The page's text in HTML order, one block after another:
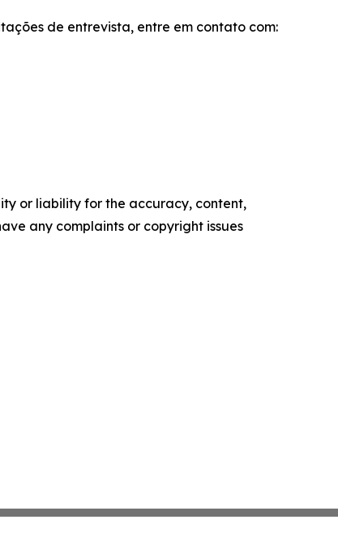
de entrevista, entre em contato com:
or liability for the accuracy, content,
any complaints or copyright issues